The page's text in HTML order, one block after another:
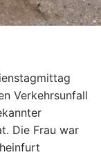
Verkehrsunfall
Die Frau war